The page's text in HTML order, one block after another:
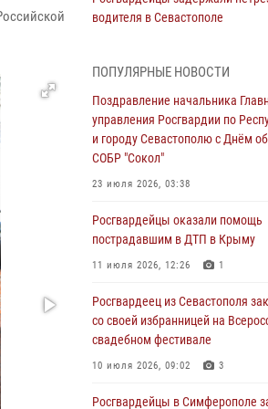
водителя в Севастополе
Росгвардейцы в Севастополе
задержали крымчанина при
04 августа 2026, 12:52
В Симферополе сотрудники
задержали нетрезвого мужчину
Росгвардия в Крыму и
задержала ряд
В Симферополе росгвардейцы
гражданина, подозреваемого в
серии краж
ПОПУЛЯРНЫЕ НОВОСТИ
Поздравление начальника
управления Росгвардии по
и городу Севастополю с Днём
СОБР "Сокол"
23 июля 2026, 03:38
Росгвардейцы оказали помощь
пострадавшим в ДТП в Крыму
11 июля 2026, 12:26 1
Росгвардеец из Севастополя
со своей избранницей на
свадебном фестивале
10 июля 2026, 09:02 3
Росгвардейцы в Симферополе